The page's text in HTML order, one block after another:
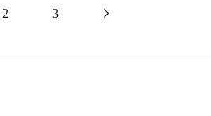
2 3